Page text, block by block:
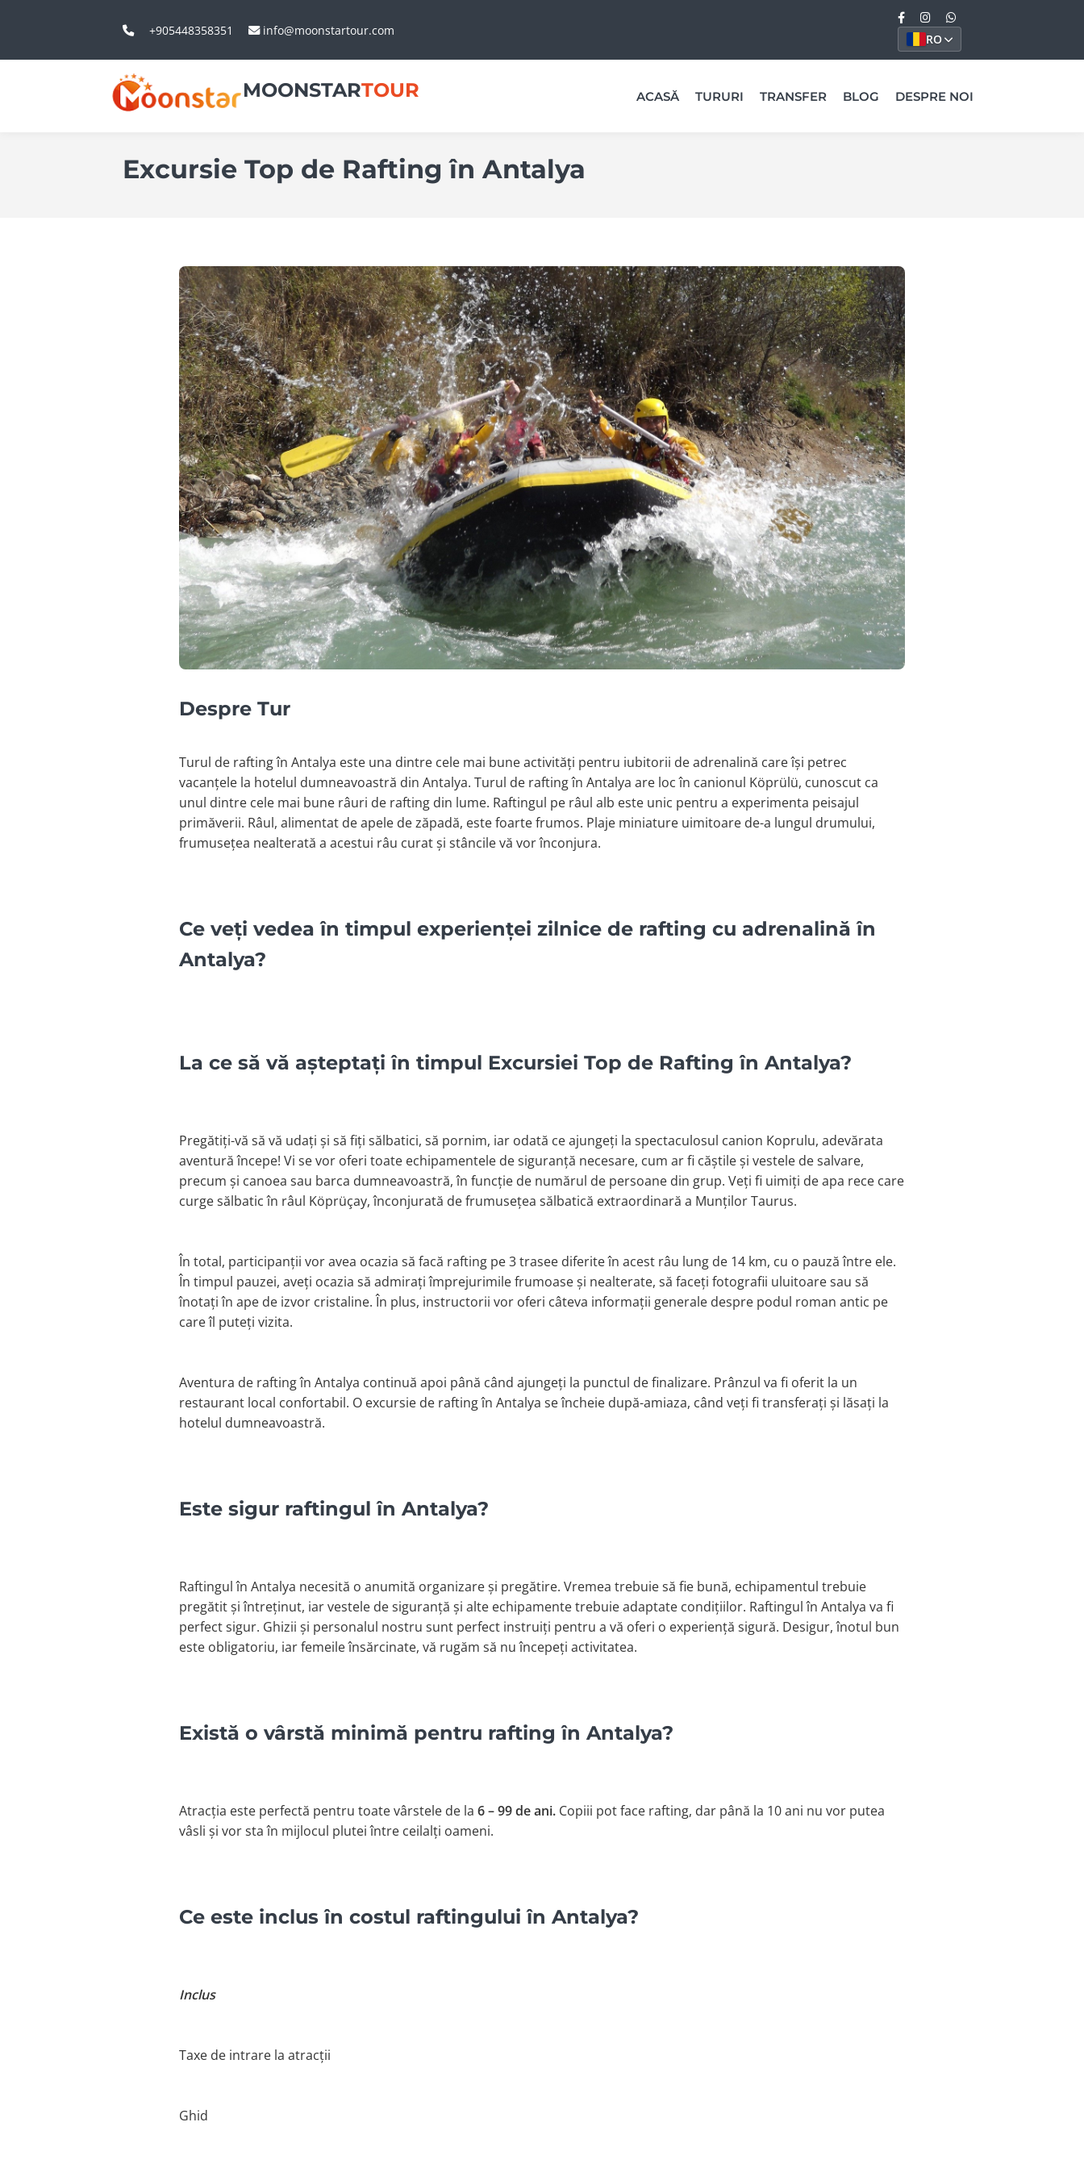
+905448358351 info@moonstartour.com
RO
MOONSTARTOUR ACASĂ TURURI TRANSFER BLOG DESPRE NOI
Excursie Top de Rafting în Antalya
Despre Tur
Turul de rafting în Antalya este una dintre cele mai bune activități pentru iubitorii de adrenalină care își petrec
vacanțele la hotelul dumneavoastră din Antalya. Turul de rafting în Antalya are loc în canionul Köprülü, cunoscut ca
unul dintre cele mai bune râuri de rafting din lume. Raftingul pe râul alb este unic pentru a experimenta peisajul
primăverii. Râul, alimentat de apele de zăpadă, este foarte frumos. Plaje miniature uimitoare de-a lungul drumului,
frumusețea nealterată a acestui râu curat și stâncile vă vor înconjura.
Ce veți vedea în timpul experienței zilnice de rafting cu adrenalină în
Antalya?
La ce să vă așteptați în timpul Excursiei Top de Rafting în Antalya?
Pregătiți-vă să vă udați și să fiți sălbatici, să pornim, iar odată ce ajungeți la spectaculosul canion Koprulu, adevărata
aventură începe! Vi se vor oferi toate echipamentele de siguranță necesare, cum ar fi căștile și vestele de salvare,
precum și canoea sau barca dumneavoastră, în funcție de numărul de persoane din grup. Veți fi uimiți de apa rece care
curge sălbatic în râul Köprüçay, înconjurată de frumusețea sălbatică extraordinară a Munților Taurus.
În total, participanții vor avea ocazia să facă rafting pe 3 trasee diferite în acest râu lung de 14 km, cu o pauză între ele.
În timpul pauzei, aveți ocazia să admirați împrejurimile frumoase și nealterate, să faceți fotografii uluitoare sau să
înotați în ape de izvor cristaline. În plus, instructorii vor oferi câteva informații generale despre podul roman antic pe
care îl puteți vizita.
Aventura de rafting în Antalya continuă apoi până când ajungeți la punctul de finalizare. Prânzul va fi oferit la un
restaurant local confortabil. O excursie de rafting în Antalya se încheie după-amiaza, când veți fi transferați și lăsați la
hotelul dumneavoastră.
Este sigur raftingul în Antalya?
Raftingul în Antalya necesită o anumită organizare și pregătire. Vremea trebuie să fie bună, echipamentul trebuie
pregătit și întreținut, iar vestele de siguranță și alte echipamente trebuie adaptate condițiilor. Raftingul în Antalya va fi
perfect sigur. Ghizii și personalul nostru sunt perfect instruiți pentru a vă oferi o experiență sigură. Desigur, înotul bun
este obligatoriu, iar femeile însărcinate, vă rugăm să nu începeți activitatea.
Există o vârstă minimă pentru rafting în Antalya?
Atracția este perfectă pentru toate vârstele de la 6 – 99 de ani. Copiii pot face rafting, dar până la 10 ani nu vor putea
vâsli și vor sta în mijlocul plutei între ceilalți oameni.
Ce este inclus în costul raftingului în Antalya?
Inclus
Taxe de intrare la atracții
Ghid